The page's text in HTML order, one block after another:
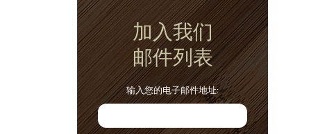
加入我们
邮件列表
输入您的电子邮件地址: